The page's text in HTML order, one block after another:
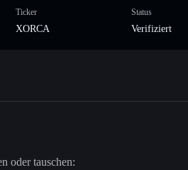
Ticker
XORCA
Status
Verifiziert
oder tauschen: